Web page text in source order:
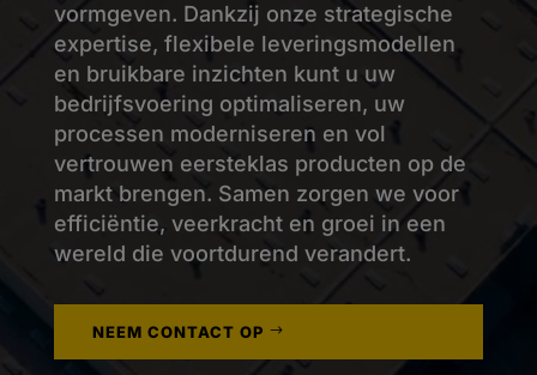
vormgeven. Dankzij onze strategische
expertise, flexibele leveringsmodellen
en bruikbare inzichten kunt u uw
bedrijfsvoering optimaliseren, uw
processen moderniseren en vol
vertrouwen eersteklas producten op de
markt brengen. Samen zorgen we voor
efficiëntie, veerkracht en groei in een
wereld die voortdurend verandert.
NEEM CONTACT OP